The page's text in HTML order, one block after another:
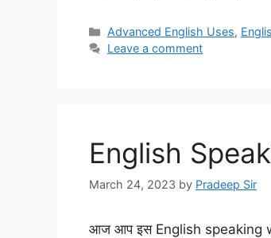
Categories
Advanced English Uses,
Leave a comment
English
March 24, 2023 by Pradeep Sir
आज आप इस English speaking